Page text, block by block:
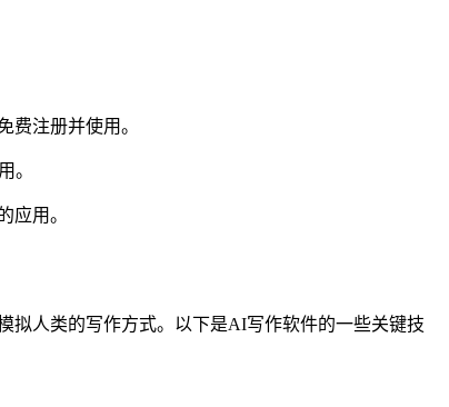
注册并使用。
。
应用。
拟人类的写作方式。以下是AI写作软件的一些关键技